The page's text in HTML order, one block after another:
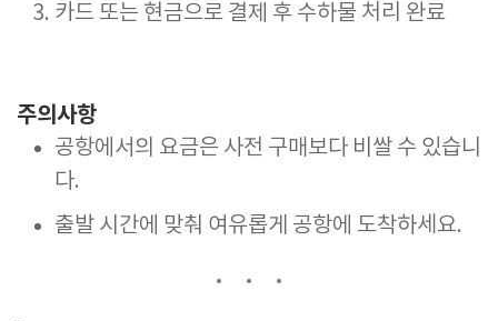
카드 또는 현금으로 결제 후 수하물 처리 완료
주의사항
공항에서의 요금은 사전 구매보다 비쌀 수 있습니
다.
출발 시간에 맞춰 여유롭게 공항에 도착하세요.